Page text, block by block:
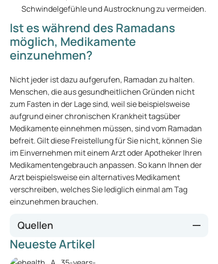
Schwindelgefühle und Austrocknung zu vermeiden.
Ist es während des Ramadans
möglich, Medikamente
einzunehmen?
Nicht jeder ist dazu aufgerufen, Ramadan zu halten.
Menschen, die aus gesundheitlichen Gründen nicht
zum Fasten in der Lage sind, weil sie beispielsweise
aufgrund einer chronischen Krankheit tagsüber
Medikamente einnehmen müssen, sind vom Ramadan
befreit. Gilt diese Freistellung für Sie nicht, können Sie
im Einvernehmen mit einem Arzt oder Apotheker Ihren
Medikamentengebrauch anpassen. So kann Ihnen der
Arzt beispielsweise ein alternatives Medikament
verschreiben, welches Sie lediglich einmal am Tag
einzunehmen brauchen.
Quellen
Islam.de
Voedingscentrum.nl
Neueste Artikel